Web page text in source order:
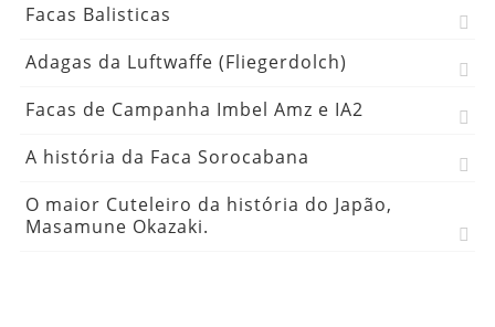
Facas Balisticas
Adagas da Luftwaffe (Fliegerdolch)
Facas de Campanha Imbel Amz e IA2
A história da Faca Sorocabana
O maior Cuteleiro da história do Japão,
Masamune Okazaki.